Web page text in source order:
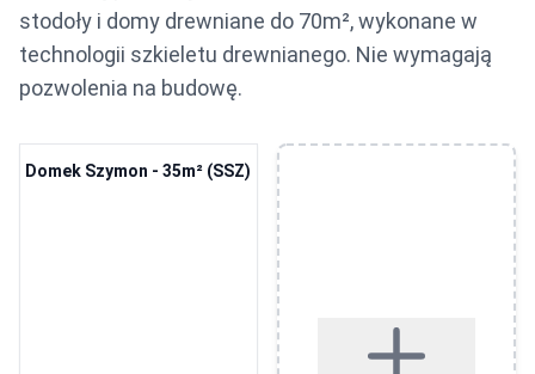
stodoły i domy drewniane do 70m², wykonane w
technologii szkieletu drewnianego. Nie wymagają
pozwolenia na budowę.
Domek Szymon - 35m² (SSZ)